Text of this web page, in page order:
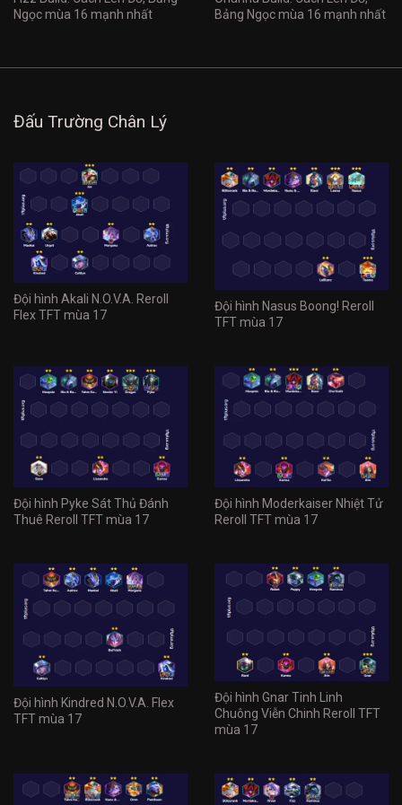
Ngọc mùa 16 mạnh nhất
Bảng Ngọc mùa 16 mạnh nhất
Đấu Trường Chân Lý
Đội hình Akali N.O.V.A. Reroll
Flex TFT mùa 17
Đội hình Nasus Boong! Reroll
TFT mùa 17
Đội hình Pyke Sát Thủ Đánh
Thuê Reroll TFT mùa 17
Đội hình Moderkaiser Nhiệt Tử
Reroll TFT mùa 17
Đội hình Kindred N.O.V.A. Flex
TFT mùa 17
Đội hình Gnar Tinh Linh
Chuông Viễn Chinh Reroll TFT
mùa 17